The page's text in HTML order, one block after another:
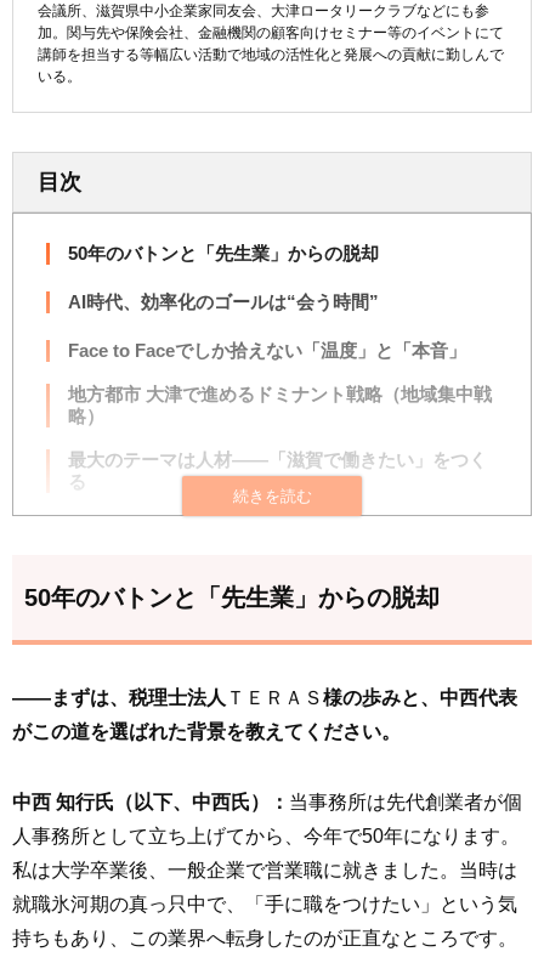
会議所、滋賀県中小企業家同友会、大津ロータリークラブなどにも参
加。関与先や保険会社、金融機関の顧客向けセミナー等のイベントにて
講師を担当する等幅広い活動で地域の活性化と発展への貢献に勤しんで
いる。
目次
50年のバトンと「先生業」からの脱却
AI時代、効率化のゴールは“会う時間”
Face to Faceでしか拾えない「温度」と「本音」
地方都市 大津で進めるドミナント戦略（地域集中戦
略）
最大のテーマは人材——「滋賀で働きたい」をつく
る
50年のバトンと「先生業」からの脱却
――まずは、税理士法人 ＴＥＲＡＳ様の歩みと、中西代表
がこの道を選ばれた背景を教えてください。
中西 知行氏（以下、中西氏）： 当事務所は先代創業者が個
人事務所として立ち上げてから、今年で50年になります。
私は大学卒業後、一般企業で営業職に就きました。当時は
就職氷河期の真っ只中で、「手に職をつけたい」という気
持ちもあり、この業界へ転身したのが正直なところです。